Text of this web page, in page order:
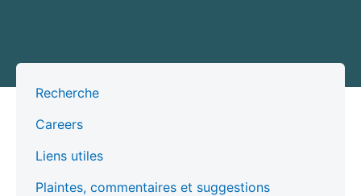
Recherche
Careers
Liens utiles
Plaintes, commentaires et suggestions